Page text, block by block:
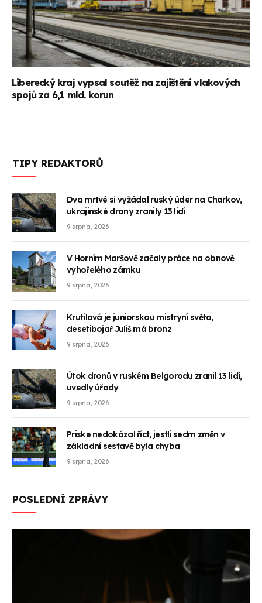
Liberecký kraj vypsal soutěž na zajištění vlakových
spojů za 6,1 mld. korun
TIPY REDAKTORŮ
Dva mrtvé si vyžádal ruský úder na Charkov,
ukrajinské drony zranily 13 lidí
9 srpna, 2026
V Horním Maršově začaly práce na obnově
vyhořelého zámku
9 srpna, 2026
Krutilová je juniorskou mistryní světa,
desetibojař Juliš má bronz
9 srpna, 2026
Útok dronů v ruském Belgorodu zranil 13 lidí,
uvedly úřady
9 srpna, 2026
Priske nedokázal říct, jestli sedm změn v
základní sestavě byla chyba
9 srpna, 2026
POSLEDNÍ ZPRÁVY